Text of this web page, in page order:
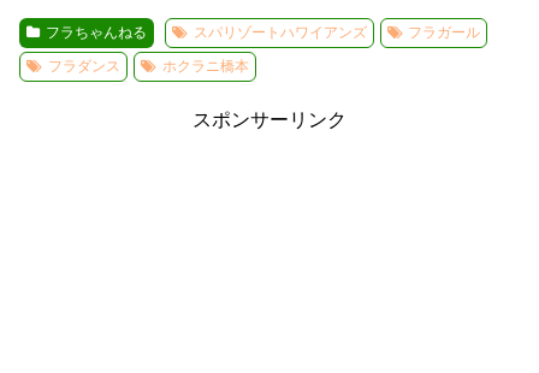
フラちゃんねる スパリゾートハワイアンズ
フラガール
フラダンス
ホクラニ橋本
スポンサーリンク